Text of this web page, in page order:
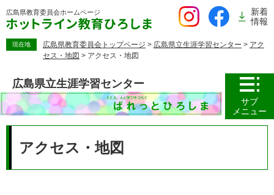
ー
す。
広島県教育委員会ホームページ
新着
情報
現在地 広島県教育委員会トップページ > 広島県立生涯学習センター > アク
セス・地図 > アクセス・地図
広島県立生涯学習センター
サブ
メニュー
アクセス・地図